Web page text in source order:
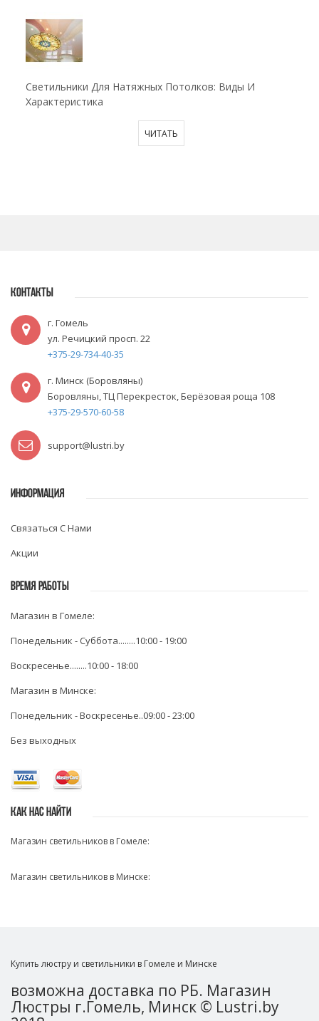
Светильники Для Натяжных Потолков: Виды И
Характеристика
ЧИТАТЬ
КОНТАКТЫ
г. Гомель
ул. Речицкий просп. 22
+375-29-734-40-35
г. Минск (Боровляны)
Боровляны, ТЦ Перекресток, Берёзовая роща 108
+375-29-570-60-58
support@lustri.by
ИНФОРМАЦИЯ
Связаться С Нами
Акции
ВРЕМЯ РАБОТЫ
Магазин в Гомеле:
Понедельник - Суббота........10:00 - 19:00
Воскресенье........10:00 - 18:00
Магазин в Минске:
Понедельник - Воскресенье..09:00 - 23:00
Без выходных
КАК НАС НАЙТИ
Магазин светильников в Гомеле:
Магазин светильников в Минске:
Купить люстру и светильники в Гомеле и Минске
возможна доставка по РБ. Магазин
Люстры г.Гомель, Минск © Lustri.by